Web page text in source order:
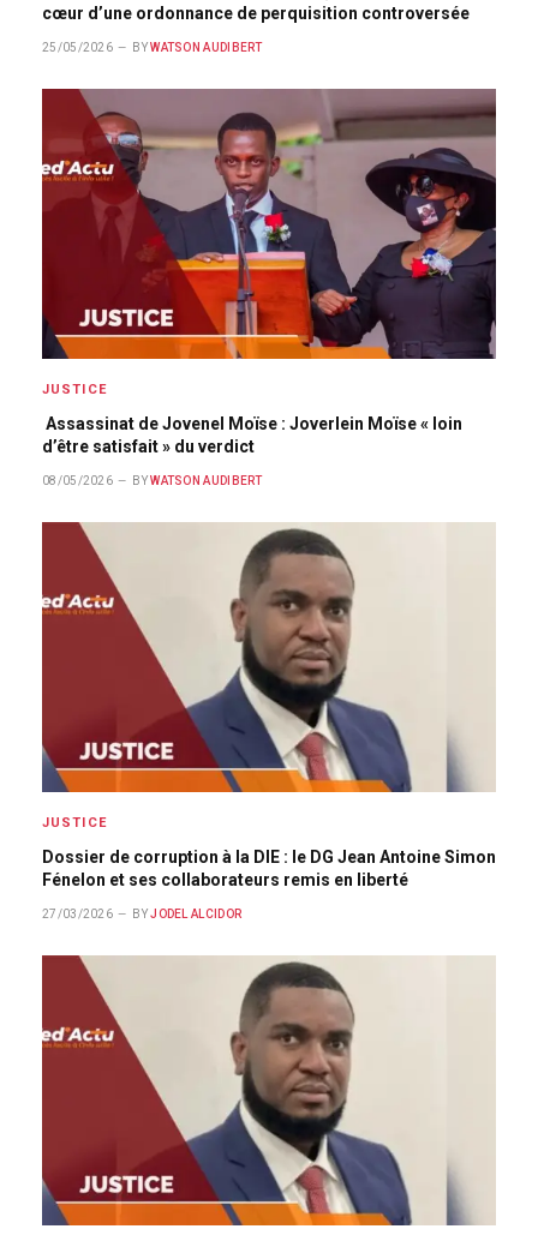
cœur d’une ordonnance de perquisition controversée
25/05/2026 BY WATSON AUDIBERT
JUSTICE
Assassinat de Jovenel Moïse : Joverlein Moïse « loin
d’être satisfait » du verdict
08/05/2026 BY WATSON AUDIBERT
JUSTICE
Dossier de corruption à la DIE : le DG Jean Antoine Simon
Fénelon et ses collaborateurs remis en liberté
27/03/2026 BY JODEL ALCIDOR